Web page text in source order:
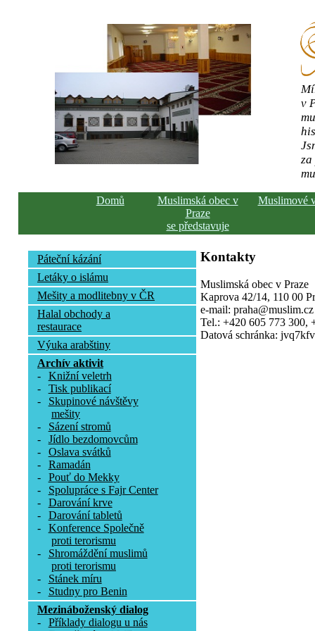
v
Domů
Muslimská obec v
Praze
se představuje
Muslimové
Páteční kázání
Letáky o islámu
Mešity a modlitebny v ČR
Halal obchody a
restaurace
Výuka arabštiny
Archív aktivit
-
Knižní veletrh
-
Tisk publikací
-
Skupinové návštěvy
mešity
-
Sázení stromů
-
Jídlo bezdomovcům
-
Oslava svátků
-
Ramadán
-
Pouť do Mekky
-
Spolupráce s Fajr Center
-
Darování krve
-
Darování tabletů
-
Konference Společně
proti terorismu
-
Shromáždění muslimů
proti terorismu
-
Stánek míru
-
Studny pro Benin
Mezináboženský dialog
-
Příklady dialogu u nás
Kontakty
Muslimská obec v Praze
Kaprova 42/14, 110 00
e-mail: praha@muslim.cz
Tel.: +420 605 773 300,
Datová schránka: jvq7kfv